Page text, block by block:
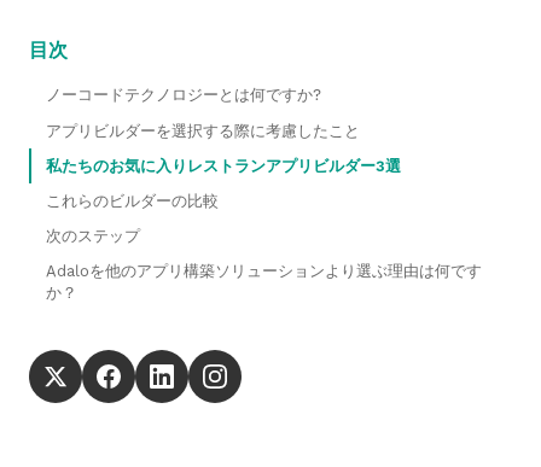
目次
ノーコードテクノロジーとは何ですか?
アプリビルダーを選択する際に考慮したこと
私たちのお気に入りレストランアプリビルダー3選
これらのビルダーの比較
次のステップ
Adaloを他のアプリ構築ソリューションより選ぶ理由は何です
か？